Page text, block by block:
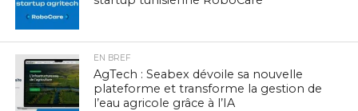
EN BREF
AgTech : Seabex dévoile sa nouvelle
plateforme et transforme la gestion de
l’eau agricole grâce à l’IA